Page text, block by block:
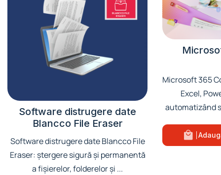
Software distrugere date
Blancco File Eraser
Software distrugere date Blancco File
Eraser: ștergere sigură și permanentă
a fișierelor, folderelor și ...
Microsoft 365
Excel,
automatizând